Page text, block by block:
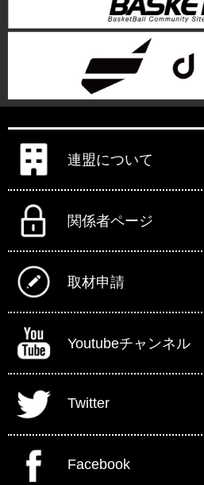
連盟について
関係者ページ
取材申請
Youtubeチャンネル
Twitter
Facebook